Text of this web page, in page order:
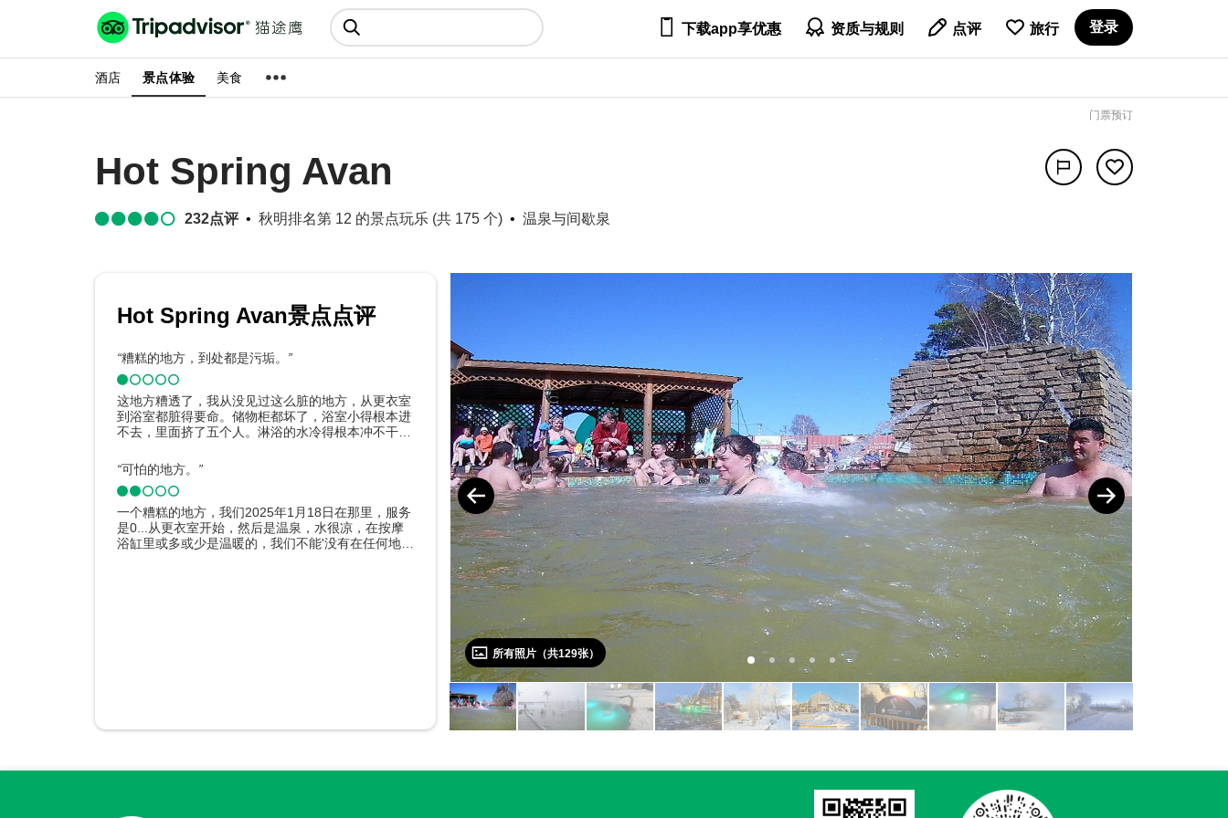
猫途鹰:景点、酒店、美食十亿条
点评
 下载app享优惠  资质与规则 点评 旅行 登录
酒店 景点体验 美食
门票预订
Hot Spring Avan
232点评 秋明排名第 12 的景点玩乐 (共 175 个) 温泉与间歇泉
Hot Spring Avan景点点评
“糟糕的地方，到处都是污垢。 ”
这地方糟透了，我从没见过这么脏的地方，从更衣室
到浴室都脏得要命。储物柜都坏了，浴室小得根本进
不去，里面挤了五个人。淋浴的水冷得根本冲不干
状物，可能是霉菌，也可能是别的什么东西，味道难
闻极了，只有一个小泳池的水是热的，其他的都是温
的。食物也贵得离谱。 我强烈建议不要去这个叫阿
凡的地方。
“可怕的地方。 ”
一个糟糕的地方，我们2025年1月18日在那里，服务
是0...从更衣室开始，然后是温泉，水很凉，在按摩
浴缸里或多或少是温暖的，我们不能'没有在任何地方
所有照片（共129张）